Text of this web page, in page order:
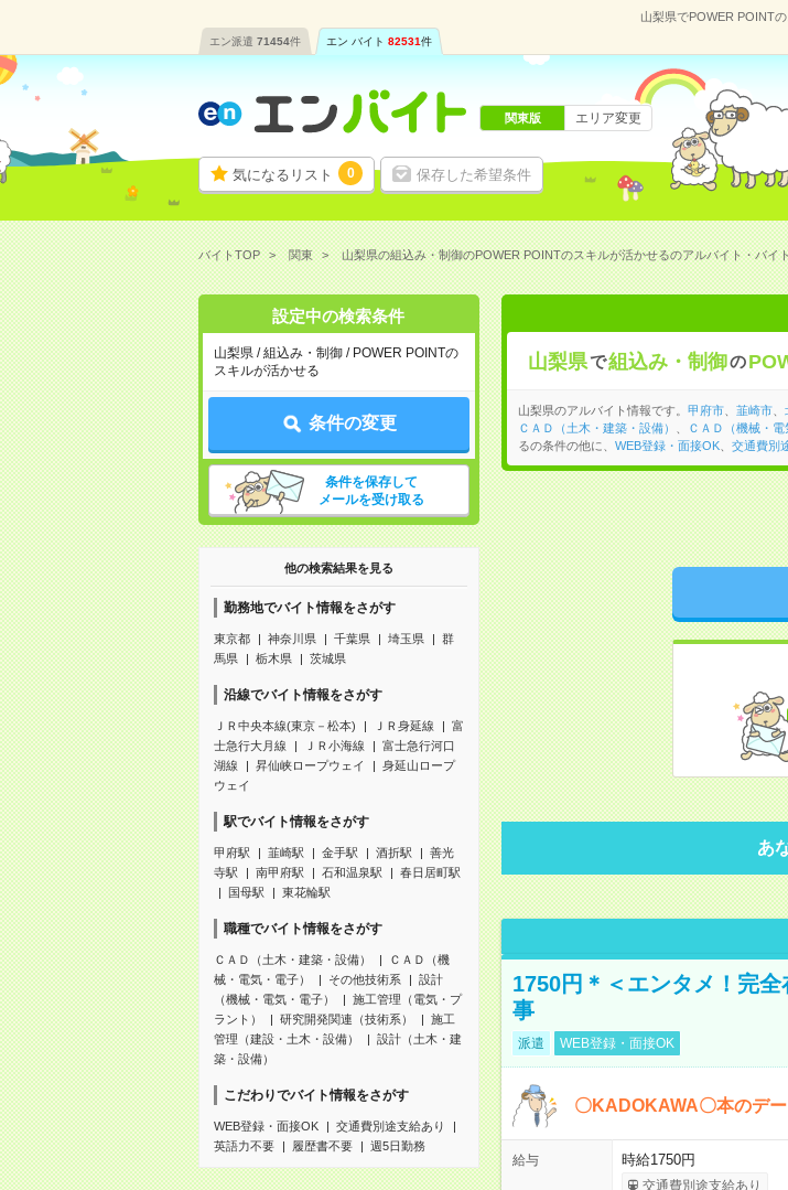
山梨県でPOWER POINT
エン派遣 71454件 エン バイト 82531件
気になるリスト 0 保存した希望条件
関東版 エリア変更
バイトTOP 関東 山梨県の組込み・制御のPOWER POINTのスキルが活かせるのアルバイト・バイ
設定中の検索条件
山梨県 / 組込み・制御 / POWER POINTの
スキルが活かせる
条件の変更
条件を保存して
メールを受け取る
他の検索結果を見る
勤務地でバイト情報をさがす
東京都 神奈川県 千葉県 埼玉県
群
馬県
栃木県 茨城県
沿線でバイト情報をさがす
ＪＲ中央本線(東京－松本) ＪＲ身延線
富
士急行大月線
ＪＲ小海線
富士急行河口
湖線
昇仙峡ロープウェイ
身延山ロープ
ウェイ
駅でバイト情報をさがす
甲府駅 韮崎駅 金手駅 酒折駅
善光
寺駅
南甲府駅 石和温泉駅
春日居町駅
国母駅
東花輪駅
職種でバイト情報をさがす
ＣＡＤ（土木・建築・設備）
ＣＡＤ（機
械・電気・電子）
その他技術系
設計
（機械・電気・電子）
施工管理（電気・プ
ラント）
研究開発関連（技術系）
施工
管理（建設・土木・設備）
設計（土木・建
築・設備）
こだわりでバイト情報をさがす
WEB登録・面接OK
交通費別途支給あり
英語力不要
履歴書不要 週5日勤務
山梨県で組込み・制御の
山梨県のアルバイト情報です。 甲府市、 韮崎市、
ＣＡＤ（土木・建築・設備）
ＣＡＤ（機械・電
るの条件の他に、 WEB登録・面接OK、 交通費別
あ
1750円＊＜エンタメ！完
事
派遣 WEB登録・面接OK
〇KADOKAWA〇本のデ
給与 時給1750円
交通費別途支給あり